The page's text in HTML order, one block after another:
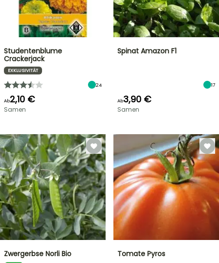
Studentenblume
Crackerjack
EXKLUSIVITÄT
24
Ab2,10 €
Samen
Spinat Amazon F1
17
Ab3,90 €
Samen
Zwergerbse Norli Bio Tomate Pyros